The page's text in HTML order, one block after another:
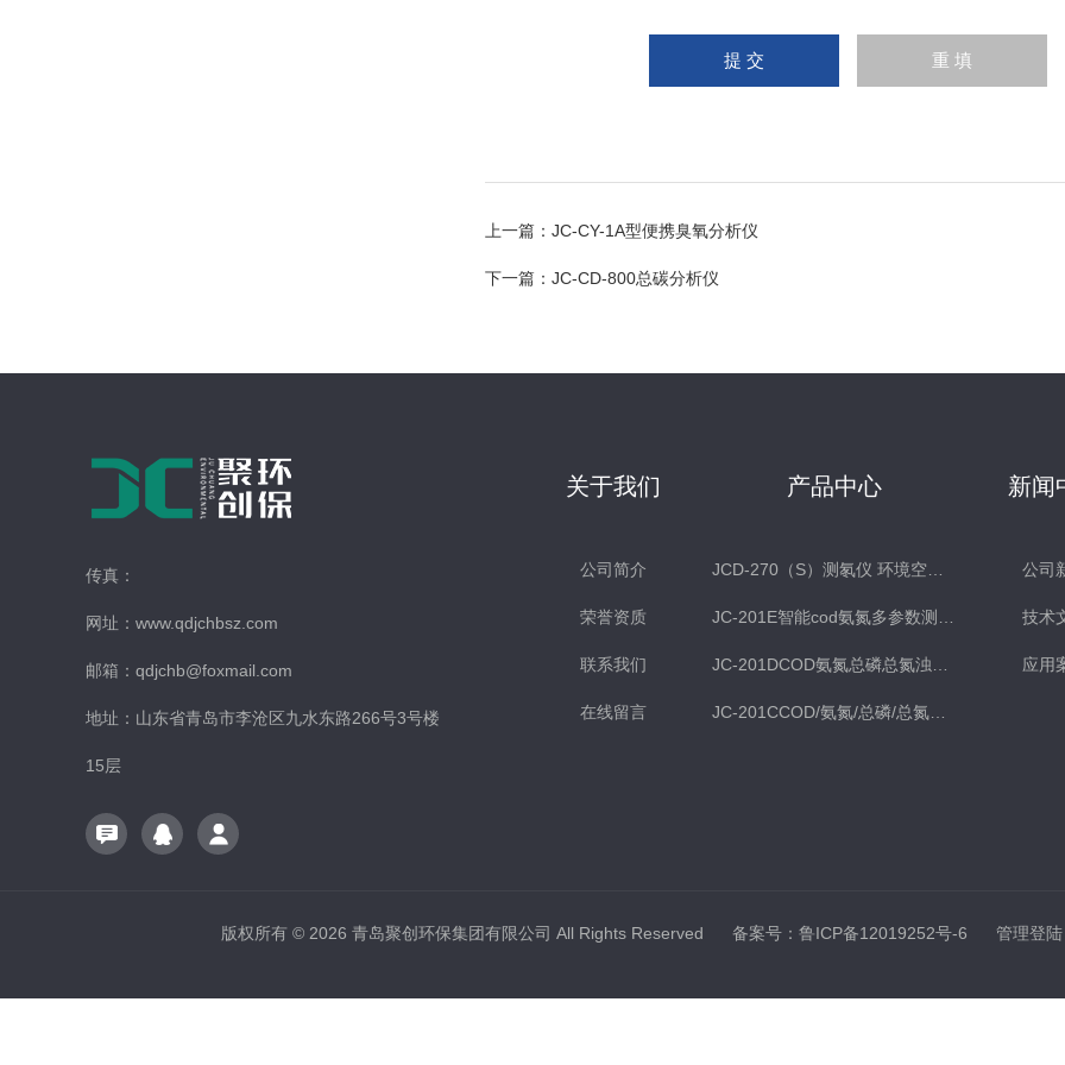
上一篇： JC-CY-1A型便携臭氧分析仪
下一篇： JC-CD-800总碳分析仪
传真：
网址：www.qdjchbsz.com
邮箱：qdjchb@foxmail.com
地址：山东省青岛市李沧区九水东路266号3号楼
15层
关于我们
公司简介
荣誉资质
联系我们
在线留言
产品中心 新闻
公司
技术
应用
版权所有 © 2026 青岛聚创环保集团有限公司 All Rights Reserved 备案号：鲁ICP备12019252号-6 管理登陆